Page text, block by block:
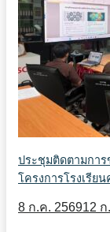
ประชุมติดตามการ
โครงการโรงเรีย
8 ก.ค. 256912